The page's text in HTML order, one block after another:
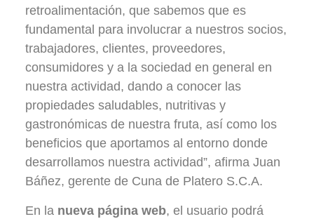
retroalimentación, que sabemos que es
fundamental para involucrar a nuestros socios,
trabajadores, clientes, proveedores,
consumidores y a la sociedad en general en
nuestra actividad, dando a conocer las
propiedades saludables, nutritivas y
gastronómicas de nuestra fruta, así como los
beneficios que aportamos al entorno donde
desarrollamos nuestra actividad”, afirma Juan
Báñez, gerente de Cuna de Platero S.C.A.
En la nueva página web, el usuario podrá